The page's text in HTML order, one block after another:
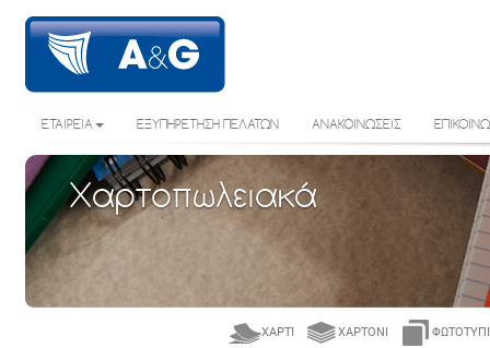
ΕΤΑΙΡΕΙΑ ΕΞΥΠΗΡΕΤΗΣΗ ΠΕΛΑΤΩΝ ΑΝΑΚΟΙΝΩΣΕΙΣ
Χαρτοπωλειακά
ΧΑΡΤΊ ΧΑΡΤΌΝΙ